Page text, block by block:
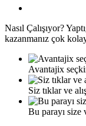
Nasıl Çalışıyor?
kazanmanız çok
Avantajix
Siz tıklar ve
Bu parayı size